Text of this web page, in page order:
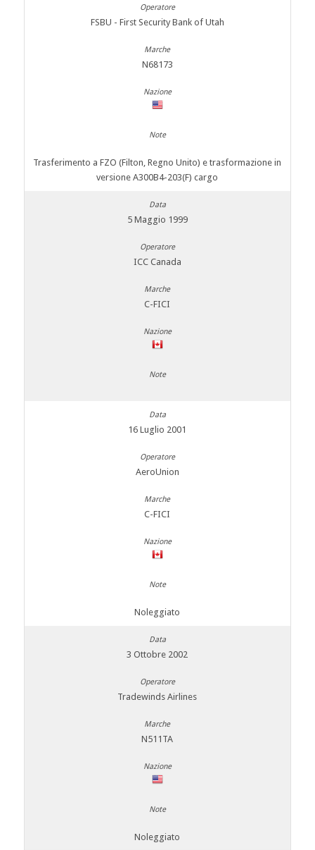
FSBU - First Security Bank of Utah
N68173
Trasferimento a FZO (Filton, Regno Unito) e trasformazione in
versione A300B4-203(F) cargo
5 Maggio 1999
ICC Canada
C-FICI
16 Luglio 2001
AeroUnion
C-FICI
Noleggiato
3 Ottobre 2002
Tradewinds Airlines
N511TA
Noleggiato